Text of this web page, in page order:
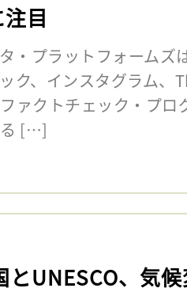
目
・プラットフォームズ
ク、インスタグラム、
ァクトチェック・プロ
る […]
とUNESCO、気